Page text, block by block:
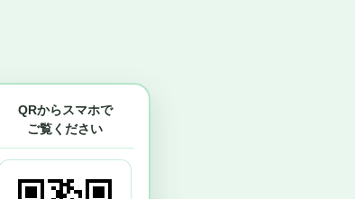
QRからスマホで
ご覧ください